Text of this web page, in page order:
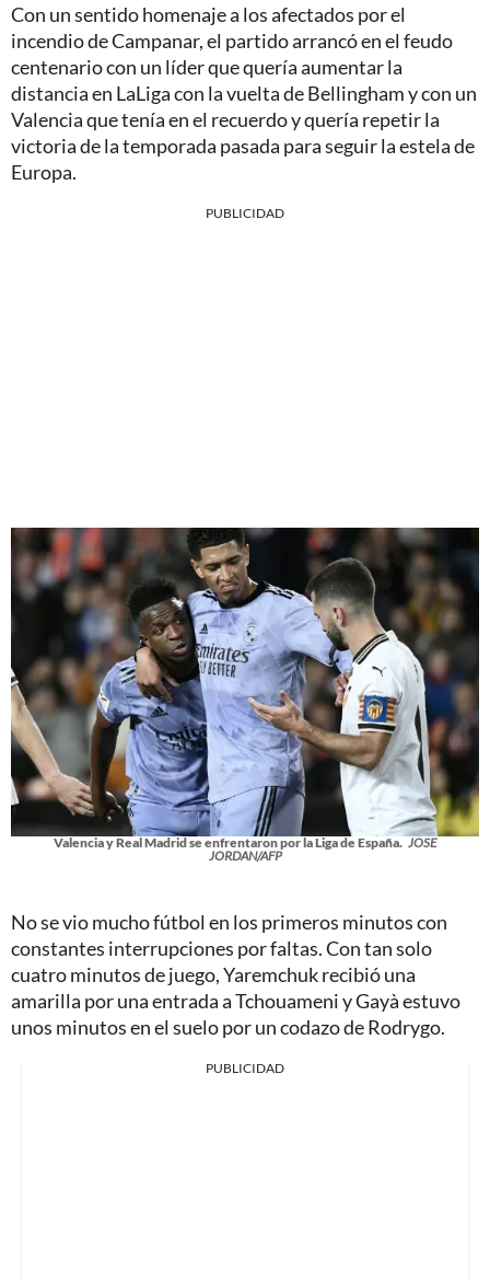
Con un sentido homenaje a los afectados por el
incendio de Campanar, el partido arrancó en el feudo
centenario con un líder que quería aumentar la
distancia en LaLiga con la vuelta de Bellingham y con un
Valencia que tenía en el recuerdo y quería repetir la
victoria de la temporada pasada para seguir la estela de
Europa.
PUBLICIDAD
Valencia y Real Madrid se enfrentaron por la Liga de España. JOSE
JORDAN/AFP
No se vio mucho fútbol en los primeros minutos con
constantes interrupciones por faltas. Con tan solo
cuatro minutos de juego, Yaremchuk recibió una
amarilla por una entrada a Tchouameni y Gayà estuvo
unos minutos en el suelo por un codazo de Rodrygo.
PUBLICIDAD